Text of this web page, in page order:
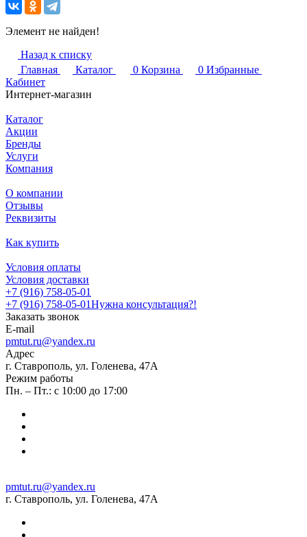
Элемент не найден!
Назад к списку
Главная
Каталог 0 Корзина 0 Избранные
Кабинет
Интернет-магазин
Каталог
Акции
Бренды
Услуги
Компания
О компании
Отзывы
Реквизиты
Как купить
Условия оплаты
Условия доставки
+7 (916) 758-05-01
+7 (916) 758-05-01Нужна консультация?!
Заказать звонок
E-mail
pmtut.ru@yandex.ru
Адрес
г. Ставрополь, ул. Голенева, 47А
Режим работы
Пн. – Пт.: с 10:00 до 17:00
pmtut.ru@yandex.ru
г. Ставрополь, ул. Голенева, 47А